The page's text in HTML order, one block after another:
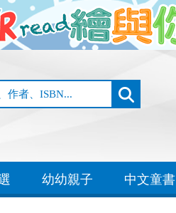
幼幼親子 中文童書